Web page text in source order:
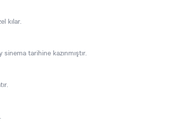
kılar.
tarihine kazınmıştır.